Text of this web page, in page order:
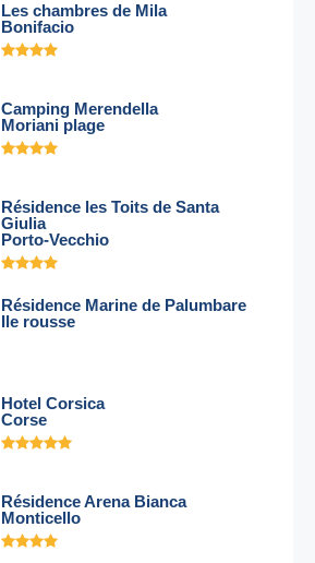
Les chambres de Mila
Bonifacio
Camping Merendella
Moriani plage
Résidence les Toits de Santa
Giulia
Porto-Vecchio
Résidence Marine de Palumbare
Ile rousse
Hotel Corsica
Corse
Résidence Arena Bianca
Monticello